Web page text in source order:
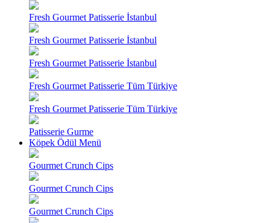
Fresh Gourmet Patisserie İstanbul
Fresh Gourmet Patisserie İstanbul
Fresh Gourmet Patisserie İstanbul
Fresh Gourmet Patisserie Tüm Türkiye
Fresh Gourmet Patisserie Tüm Türkiye
Patisserie Gurme
Köpek Ödül Menü
Gourmet Crunch Cips
Gourmet Crunch Cips
Gourmet Crunch Cips